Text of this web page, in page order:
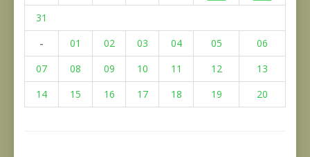
31
-
01 02 03 04 05
06
07
08 09 10 11 12
13
14
15 16 17 18 19 20